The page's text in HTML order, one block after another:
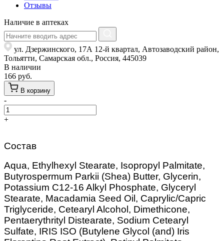
Отзывы
Наличие в аптеках
ул. Дзержинского, 17А 12-й квартал, Автозаводский район,
Тольятти, Самарская обл., Россия, 445039
В наличии
166 руб.
В корзину
-
+
Состав
Aqua, Ethylhexyl Stearate, Isopropyl Palmitate,
Butyrospermum Parkii (Shea) Butter, Glycerin,
Potassium C12-16 Alkyl Phosphate, Glyceryl
Stearate, Macadamia Seed Oil, Caprylic/Сapric
Triglyceride, Cetearyl Alcohol, Dimethicone,
Pentaerythrityl Distearate, Sodium Cetearyl
Sulfate, IRIS ISO (Butylene Glycol (and) Iris